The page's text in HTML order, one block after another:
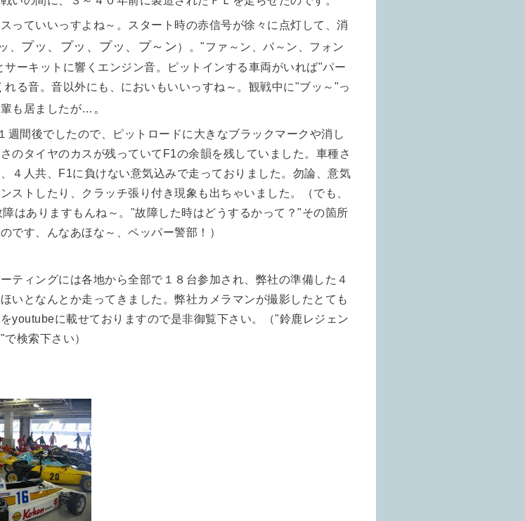
っていいっすよね～。
スタート時の赤信号が徐々に点灯して、消
、 プッ、プッ、プッ、プ～ン）。"ファ～ン、パ～ン、フォン
サーキットに響くエンジン音。ピットインする車両がいれば"パー
る音。 音以外にも、においもいいっすね～。観戦中に"ブッ～"っ
も居ましたが… 。
週間後でしたので、ピットロードに大きなブラックマークや消し
のタイヤのカスが残っていてF1の余韻を残していました。車種さ
４人共、F1に負けない意気込みで走っておりました。勿論、意気
ストしたり、クラッチ張り付き現象も出ちゃいました。（でも、
はありますもんね～。"故障した時はどうするかって？"その箇所
です、んなあほな～、ペッパー警部！）
ティングには各地から全部で１８台参加され、弊社の準備した４
いとなんとか走ってきました。 弊社カメラマンが撮影したとても
youtubeに載せておりますので是非御覧下さい。（"鈴鹿レジェン
"で検索下さい）